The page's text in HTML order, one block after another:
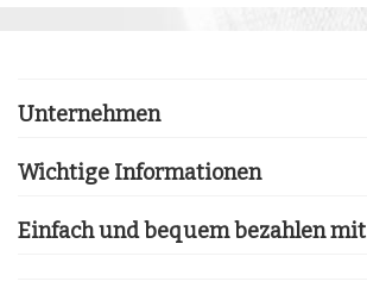
Unternehmen
Wichtige Informationen
Einfach und bequem bezahlen mit